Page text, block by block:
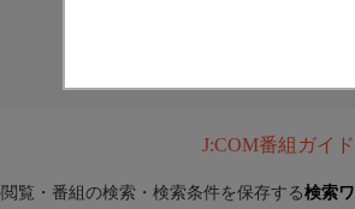
J:COM番組ガイ
覧・番組の検索・検索条件を保存する検索